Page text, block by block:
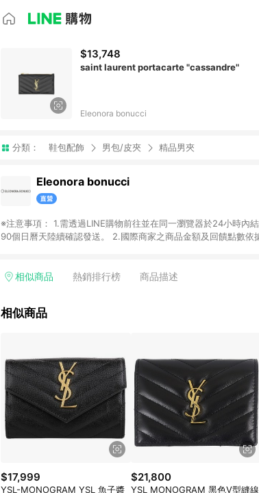
$13,748
saint laurent portacarte "cassandre"
Eleonora bonucci
分類： 鞋包配飾 男包/皮夾 精品男夾
Eleonora bonucci
※注意事項： 1.需透過LINE購物前往並在同一瀏覽器於24小時內結帳才享有回饋，點數將於廠商出貨後，隔天起算之
90個日曆天陸續確認發送。 2.國際商家之商品金額及回饋點數依據將以商品未稅價格為準。 3.國際商家之商品金額可
相似商品 熱銷排行榜 商品描述
相似商品
$17,999
YSL-MONOGRAM YSL 魚子醬
$21,800
YSL MONOGRAM 黑色V型縫線